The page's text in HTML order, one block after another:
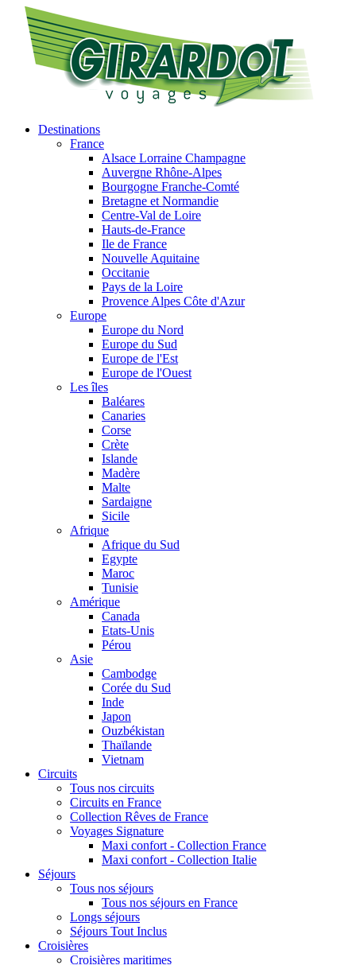
Destinations
France
Alsace Lorraine Champagne
Auvergne Rhône-Alpes
Bourgogne Franche-Comté
Bretagne et Normandie
Centre-Val de Loire
Hauts-de-France
Ile de France
Nouvelle Aquitaine
Occitanie
Pays de la Loire
Provence Alpes Côte d'Azur
Europe
Europe du Nord
Europe du Sud
Europe de l'Est
Europe de l'Ouest
Les îles
Baléares
Canaries
Corse
Crète
Islande
Madère
Malte
Sardaigne
Sicile
Afrique
Afrique du Sud
Egypte
Maroc
Tunisie
Amérique
Canada
Etats-Unis
Pérou
Asie
Cambodge
Corée du Sud
Inde
Japon
Ouzbékistan
Thaïlande
Vietnam
Circuits
Tous nos circuits
Circuits en France
Collection Rêves de France
Voyages Signature
Maxi confort - Collection France
Maxi confort - Collection Italie
Séjours
Tous nos séjours
Tous nos séjours en France
Longs séjours
Séjours Tout Inclus
Croisières
Croisières maritimes